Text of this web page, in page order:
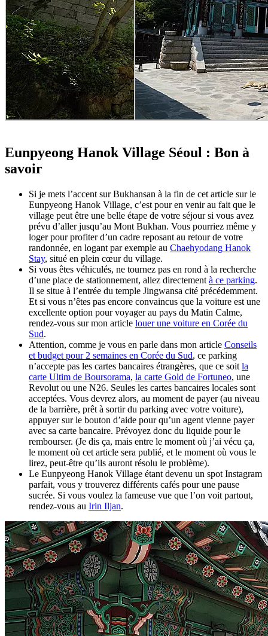
Eunpyeong Hanok Village Séoul : Bon à
savoir
Si je mets l’accent sur Bukhansan à la fin de cet article sur le
Eunpyeong Hanok Village, c’est pour en venir au fait que le
village peut être une belle étape de votre séjour si vous avez
prévu d’aller jusqu’au Mont Bukhan. Vous pourriez même y
loger pour profiter d’un cadre reposant au retour de votre
randonnée, en logant par exemple au Chaehyodang Hanok
Stay, situé en plein cœur du village.
Si vous êtes véhiculés, ne tournez pas en rond à la recherche
d’une place de stationnement, allez directement à ce parking.
Il se situe à l’entrée du temple Jingwansa cité précédemment.
Et si vous n’êtes pas encore convaincus que la voiture est une
excellente option pour voyager au pays du Matin Calme,
rendez-vous sur mon article louer une voiture en Corée du
Sud.
Attention, comme je vous en parle dans mon article Conseils
et budget pour 2 semaines en Corée du Sud, ce parking
n’accepte pas les cartes bancaires étrangères, que ce soit la
carte Ultim de Boursorama, la carte Gold de Fortuneo, une
Revolut ou une N26. Seules les cartes bancaires locales sont
acceptées. Vous devrez alors, au moment de payer (au niveau
de la barrière, prêt à sortir du parking avec votre voiture),
appuyer sur le bouton d’aide pour qu’un agent vienne payer
avec sa carte bancaire. Prévoyez donc du liquide pour le
rembourser. (Je dis ça, mais entre le moment où j’ai vécu ça,
le moment où cet article sera publié, et le moment où vous le
lirez, peut-être qu’ils auront résolu le problème).
Le Eunpyeong Hanok Village étant devenu un spot Instagram
parfait, vous y trouverez différents cafés pour une pause
sucrée. Si vous voulez la fameuse vue que l’on voit partout,
rendez-vous au Irin Iljan.